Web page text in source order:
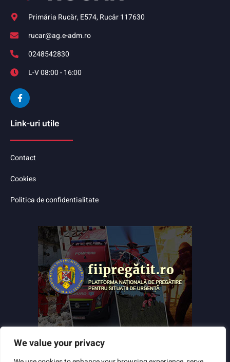
We value your privacy
Primăria Rucăr, E574, Rucăr 117630
rucar@ag.e-adm.ro
0248542830
L-V 08:00 - 16:00
Link-uri utile
Contact
Cookies
Politica de confidentialitate